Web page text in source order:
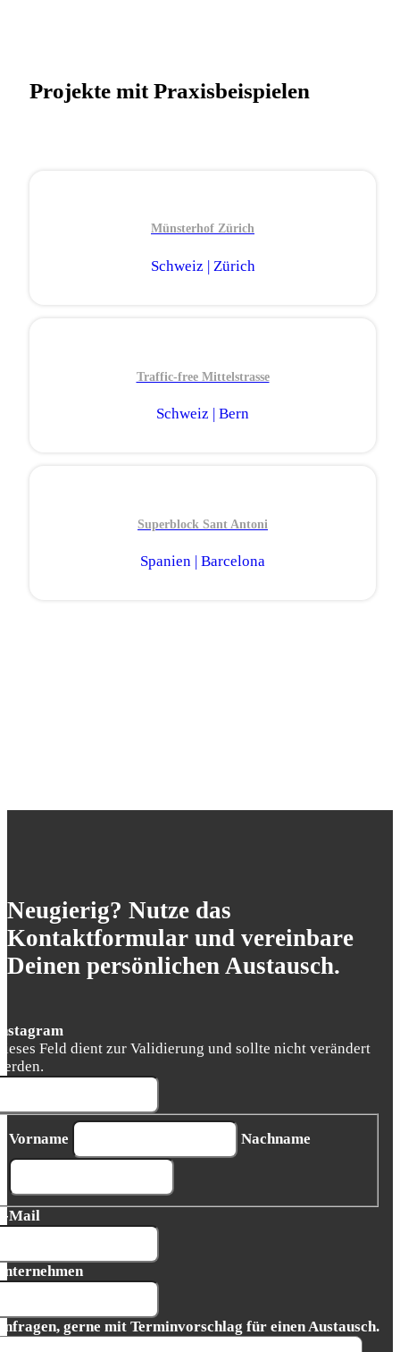
Projekte mit Praxisbeispielen
Münsterhof Zürich
Schweiz | Zürich
Traffic-free Mittelstrasse
Schweiz | Bern
Superblock Sant Antoni
Spanien | Barcelona
Neugierig? Nutze das
Kontaktformular und vereinbare
Deinen persönlichen Austausch.
Feld dient zur Validierung und sollte nicht verändert
Vorname Nachname
Mail
gerne mit Terminvorschlag für einen Austausch.